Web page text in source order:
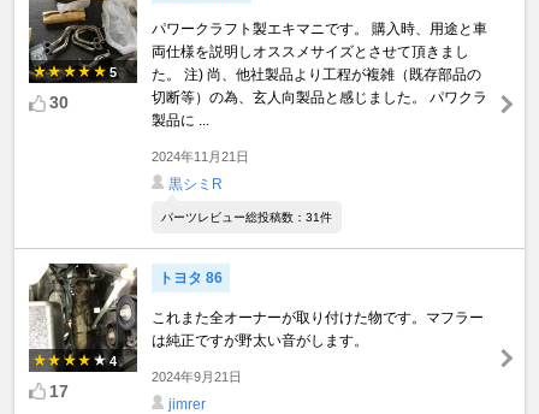
5
30
パワークラフト製エキマニです。 購入時、用途と車
両仕様を説明しオススメサイズとさせて頂きまし
た。 注) 尚、他社製品より工程が複雑（既存部品の
切断等）の為、玄人向製品と感じました。 パワクラ
製品に ...
2024年11月21日
黒シミR
パーツレビュー総投稿数：31件
4
17
トヨタ 86
これまた全オーナーが取り付けた物です。マフラー
は純正ですが野太い音がします。
2024年9月21日
jimrer